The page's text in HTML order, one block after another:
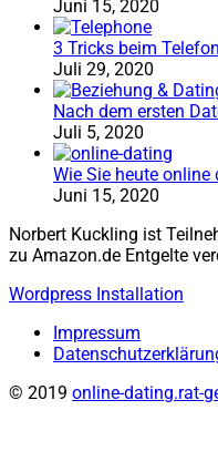
Juni 15, 2020
3 Tricks beim
Juli 29, 2020
Nach dem ersten
Juli 5, 2020
Wie Sie heute
Juni 15, 2020
Norbert Kuckling ist
zu Amazon.de Entgelte
Wordpress Installation
Impressum
© 2019 online-dating.rat-